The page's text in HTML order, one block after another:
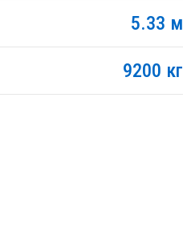
5.33 м
9200 кг